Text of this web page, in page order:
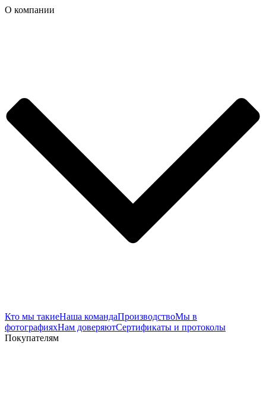
О компании
Кто мы такиеНаша командаПроизводствоМы в
фотографияхНам доверяютСертификаты и протоколы
Покупателям